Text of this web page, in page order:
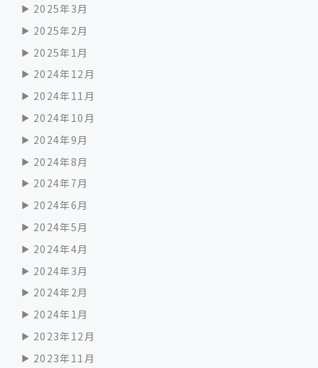
2025年3月
2025年2月
2025年1月
2024年12月
2024年11月
2024年10月
2024年9月
2024年8月
2024年7月
2024年6月
2024年5月
2024年4月
2024年3月
2024年2月
2024年1月
2023年12月
2023年11月